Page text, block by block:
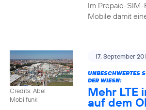
Im Prepaid-
Mobile damit
Credits: Abel
Mobilfunk
17. September
UNBESCHWERTES
DER WIESN:
Mehr LTE
auf dem